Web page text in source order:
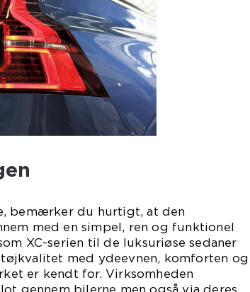
bemærker du hurtigt, at den
med en simpel, ren og funktionel
XC-serien til de luksuriøse sedaner
med ydeevnen, komforten og
er kendt for. Virksomheden